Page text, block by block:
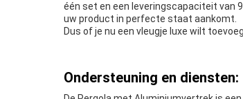
één set en een leveringscapaciteit van
uw product in perfecte staat aankomt.
Dus of je nu een vleugje luxe wilt
Ondersteuning en diensten: